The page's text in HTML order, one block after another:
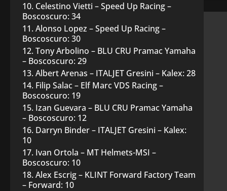
Celestino Vietti – Speed Up Racing –
Boscoscuro: 34
Alonso Lopez – Speed Up Racing –
Boscoscuro: 30
Tony Arbolino – BLU CRU Pramac Yamaha
– Boscoscuro: 29
Albert Arenas – ITALJET Gresini – Kalex: 28
Filip Salac – Elf Marc VDS Racing –
Boscoscuro: 19
Izan Guevara – BLU CRU Pramac Yamaha
– Boscoscuro: 12
Darryn Binder – ITALJET Gresini – Kalex:
10
Ivan Ortola – MT Helmets-MSI –
Boscoscuro: 10
Alex Escrig – KLINT Forward Factory Team
– Forward: 10